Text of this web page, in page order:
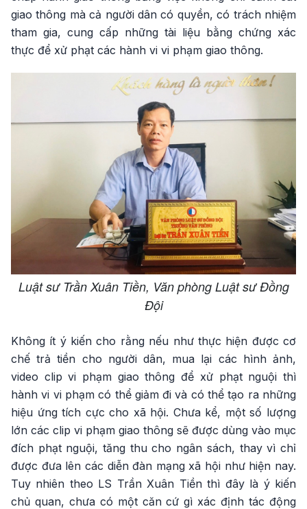
giao thông mà cả người dân có quyền, có trách nhiệm
tham gia, cung cấp những tài liệu bằng chứng xác
thực để xử phạt các hành vi vi phạm giao thông.
Luật sư Trần Xuân Tiền, Văn phòng Luật sư Đồng
Đội
Không ít ý kiến cho rằng nếu như thực hiện được cơ
chế trả tiền cho người dân, mua lại các hình ảnh,
video clip vi phạm giao thông để xử phạt nguội thì
hành vi vi phạm có thể giảm đi và có thể tạo ra những
hiệu ứng tích cực cho xã hội. Chưa kể, một số lượng
lớn các clip vi phạm giao thông sẽ được dùng vào mục
đích phạt nguội, tăng thu cho ngân sách, thay vì chỉ
được đưa lên các diễn đàn mạng xã hội như hiện nay.
Tuy nhiên theo LS Trần Xuân Tiền thì đây là ý kiến
chủ quan, chưa có một căn cứ gì xác định tác động